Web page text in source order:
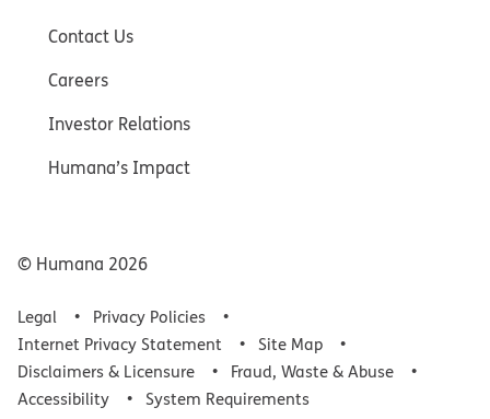
Contact Us
Careers
Investor Relations
Humana’s Impact
© Humana 2026
Legal
Privacy Policies
Internet Privacy Statement
Site Map
Disclaimers & Licensure
Fraud, Waste & Abuse
Accessibility
System Requirements